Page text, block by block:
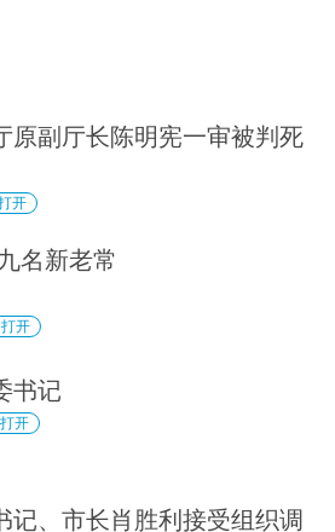
原副厅长陈明宪一审被判死
开
名新老常
开
书记
开
记、市长肖胜利接受组织调